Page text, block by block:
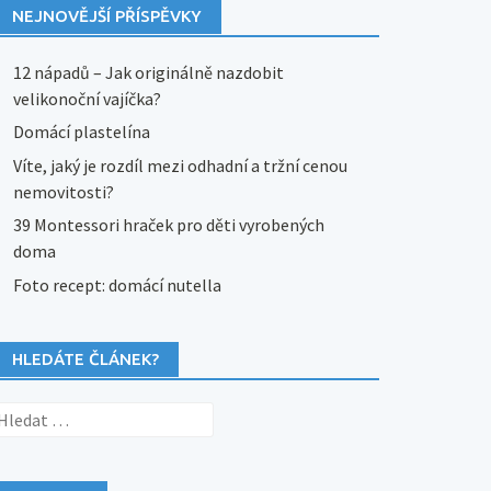
NEJNOVĚJŠÍ PŘÍSPĚVKY
12 nápadů – Jak originálně nazdobit
velikonoční vajíčka?
Domácí plastelína
Víte, jaký je rozdíl mezi odhadní a tržní cenou
nemovitosti?
39 Montessori hraček pro děti vyrobených
doma
Foto recept: domácí nutella
HLEDÁTE ČLÁNEK?